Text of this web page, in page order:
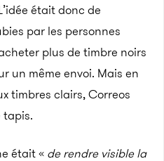
était donc de
par les personnes
plus de timbre noirs
un même envoi. Mais en
timbres clairs, Correos
tapis.
était « de rendre visible la